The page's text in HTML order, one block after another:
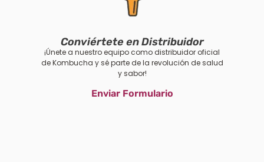
Conviértete en Distribuidor
¡Únete a nuestro equipo como distribuidor oficial
de Kombucha y sé parte de la revolución de salud
y sabor!
Enviar Formulario